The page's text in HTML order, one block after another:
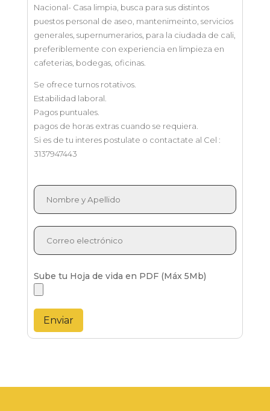
Nacional- Casa limpia, busca para sus distintos
puestos personal de aseo, mantenimeinto, servicios
generales, supernumerarios, para la ciudada de cali,
preferiblemente con experiencia en limpieza en
cafeterias, bodegas, oficinas.
Se ofrece turnos rotativos.
Estabilidad laboral.
Pagos puntuales.
pagos de horas extras cuando se requiera.
Si es de tu interes postulate o contactate al Cel :
3137947443
Sube tu Hoja de vida en PDF (Máx 5Mb)